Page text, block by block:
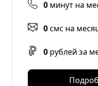
0 минут на
0смс на
0 рублей за